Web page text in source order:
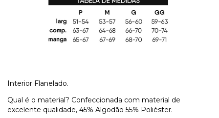
Interior Flanelado.
Qual é o material? Confeccionada com material de
excelente qualidade, 45% Algodão 55% Poliéster.